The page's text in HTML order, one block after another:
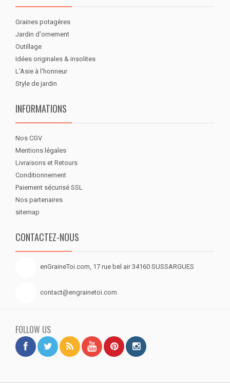
Graines potagères
Jardin d'ornement
Outillage
Idées originales & insolites
L'Asie à l'honneur
Style de jardin
INFORMATIONS
Nos CGV
Mentions légales
Livraisons et Retours
Conditionnement
Paiement sécurisé SSL
Nos partenaires
sitemap
CONTACTEZ-NOUS
enGraineToi.com, 17 rue bel air 34160 SUSSARGUES
contact@engrainetoi.com
FOLLOW US